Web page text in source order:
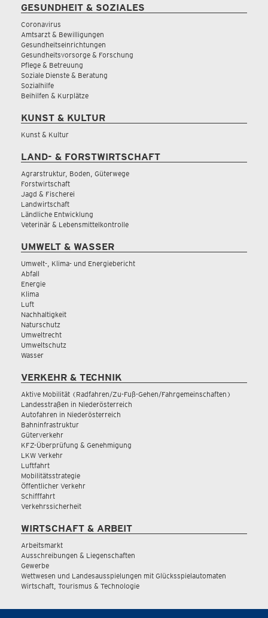
GESUNDHEIT & SOZIALES
Coronavirus
Amtsarzt & Bewilligungen
Gesundheitseinrichtungen
Gesundheitsvorsorge & Forschung
Pflege & Betreuung
Soziale Dienste & Beratung
Sozialhilfe
Beihilfen & Kurplätze
KUNST & KULTUR
Kunst & Kultur
LAND- & FORSTWIRTSCHAFT
Agrarstruktur, Boden, Güterwege
Forstwirtschaft
Jagd & Fischerei
Landwirtschaft
Ländliche Entwicklung
Veterinär & Lebensmittelkontrolle
UMWELT & WASSER
Umwelt-, Klima- und Energiebericht
Abfall
Energie
Klima
Luft
Nachhaltigkeit
Naturschutz
Umweltrecht
Umweltschutz
Wasser
VERKEHR & TECHNIK
Aktive Mobilität (Radfahren/Zu-Fuß-Gehen/Fahrgemeinschaften)
Landesstraßen in Niederösterreich
Autofahren in Niederösterreich
Bahninfrastruktur
Güterverkehr
KFZ-Überprüfung & Genehmigung
LKW Verkehr
Luftfahrt
Mobilitätsstrategie
Öffentlicher Verkehr
Schifffahrt
Verkehrssicherheit
WIRTSCHAFT & ARBEIT
Arbeitsmarkt
Ausschreibungen & Liegenschaften
Gewerbe
Wettwesen und Landesausspielungen mit Glücksspielautomaten
Wirtschaft, Tourismus & Technologie